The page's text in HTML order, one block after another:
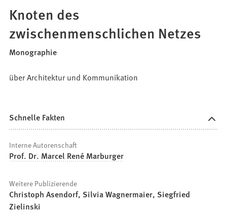
Bewerbung
Knoten des
zwischenmenschlichen Netzes
Monographie
über Architektur und Kommunikation
Schnelle Fakten
Interne Autorenschaft
Prof. Dr. Marcel René Marburger
Weitere Publizierende
Christoph Asendorf, Silvia Wagnermaier, Siegfried
Zielinski